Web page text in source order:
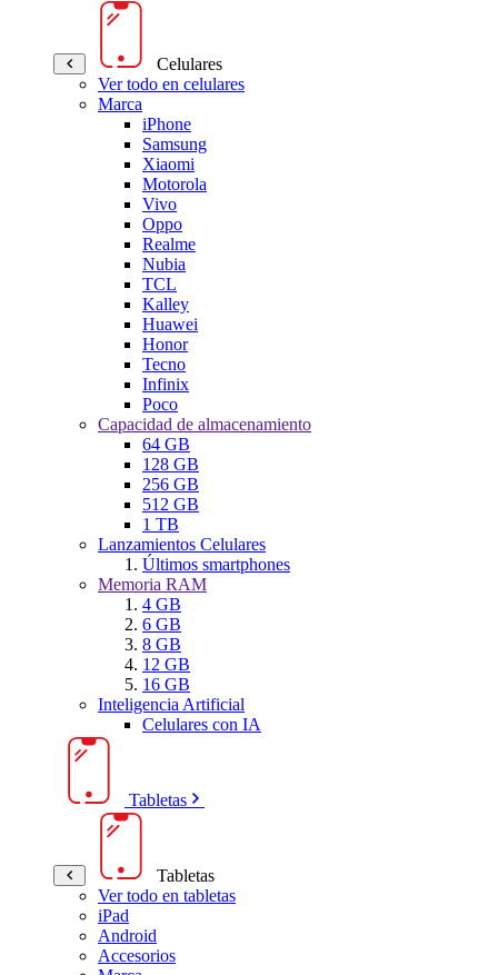
Celulares
Ver todo en celulares
Marca
iPhone
Samsung
Xiaomi
Motorola
Vivo
Oppo
Realme
Nubia
TCL
Kalley
Huawei
Honor
Tecno
Infinix
Poco
Capacidad de almacenamiento
64 GB
128 GB
256 GB
512 GB
1 TB
Lanzamientos Celulares
Últimos smartphones
Memoria RAM
4 GB
6 GB
8 GB
12 GB
16 GB
Inteligencia Artificial
Celulares con IA
Tabletas
Tabletas
Ver todo en tabletas
iPad
Android
Accesorios